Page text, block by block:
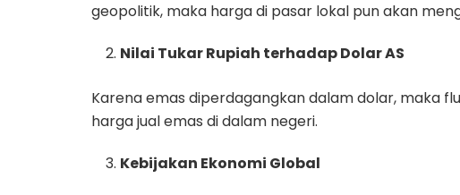
geopolitik, maka harga di pasar lokal pun akan
Nilai Tukar Rupiah terhadap Dolar AS
Karena emas diperdagangkan dalam dolar, maka
harga jual emas di dalam negeri.
Kebijakan Ekonomi Global